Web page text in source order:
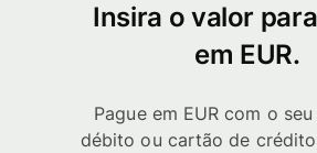
Insira o valor
em EUR.
Pague em EUR com o
débito ou cartão de